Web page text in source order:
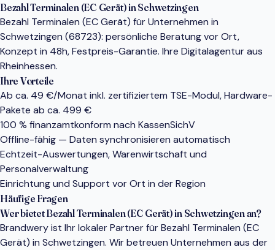
Bezahl Terminalen (EC Gerät) in Schwetzingen
Bezahl Terminalen (EC Gerät) für Unternehmen in
Schwetzingen (68723): persönliche Beratung vor Ort,
Konzept in 48h, Festpreis-Garantie. Ihre Digitalagentur aus
Rheinhessen.
Ihre Vorteile
Ab ca. 49 €/Monat inkl. zertifiziertem TSE-Modul, Hardware-
Pakete ab ca. 499 €
100 % finanzamtkonform nach KassenSichV
Offline-fähig — Daten synchronisieren automatisch
Echtzeit-Auswertungen, Warenwirtschaft und
Personalverwaltung
Einrichtung und Support vor Ort in der Region
Häufige Fragen
Wer bietet Bezahl Terminalen (EC Gerät) in Schwetzingen an?
Brandwery ist Ihr lokaler Partner für Bezahl Terminalen (EC
Gerät) in Schwetzingen. Wir betreuen Unternehmen aus der